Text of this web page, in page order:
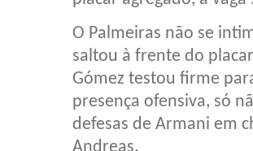
O Palmeiras não se
saltou à frente do
Gómez testou firme
presença ofensiva, só
defesas de Armani em